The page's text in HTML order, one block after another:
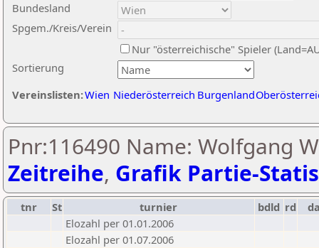
Sortierung
Bundesland
Spgem./Kreis/Verein
Nur "österreichische" Spieler
Vereinslisten:Wien Niederösterreich Burgenland
Pnr:116490 Name: Wolfgang
Zeitreihe, Grafik Partie-
tnr St turnier bdld rd
Elozahl per 01.01.2006
Elozahl per 01.07.2006